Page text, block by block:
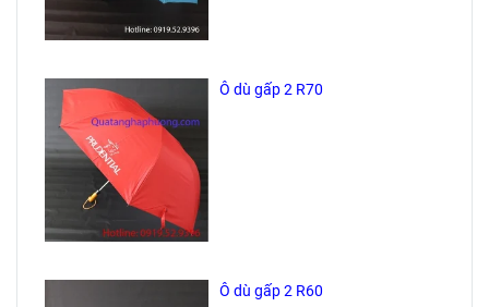
Ô dù gấp 2 R70
Ô dù gấp 2 R60